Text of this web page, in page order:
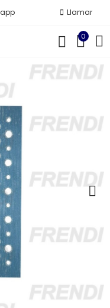
Llamar
0